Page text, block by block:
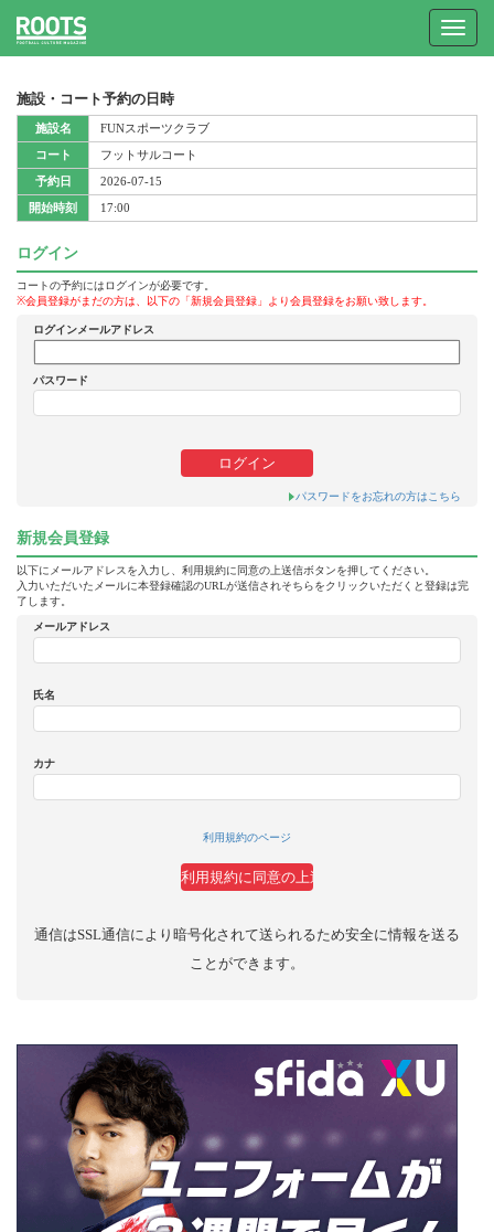
Toggle
施設・コート予約の日時
施設名
コート
予約日
開始時刻
FUNスポーツクラブ
フットサルコート
2026-07-15
17:00
ログイン
コートの予約にはログインが必要です。
※会員登録がまだの方は、以下の「新規会員登録」より会員登録をお願い致します。
ログインメールアドレス
パスワード
パスワードをお忘れの方はこちら
新規会員登録
以下にメールアドレスを入力し、利用規約に同意の上送信ボタンを押してください。
入力いただいたメールに本登録確認のURLが送信されそちらをクリックいただくと登録は完
了します。
メールアドレス
氏名
カナ
利用規約のページ
通信はSSL通信により暗号化されて送られるため安全に情報を送る
ことができます。